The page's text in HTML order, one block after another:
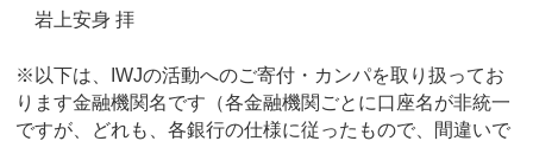
岩上安身 拝
※以下は、IWJの活動へのご寄付・カンパを取り扱ってお
ります金融機関名です（各金融機関ごとに口座名が非統一
ですが、どれも、各銀行の仕様に従ったもので、間違いで